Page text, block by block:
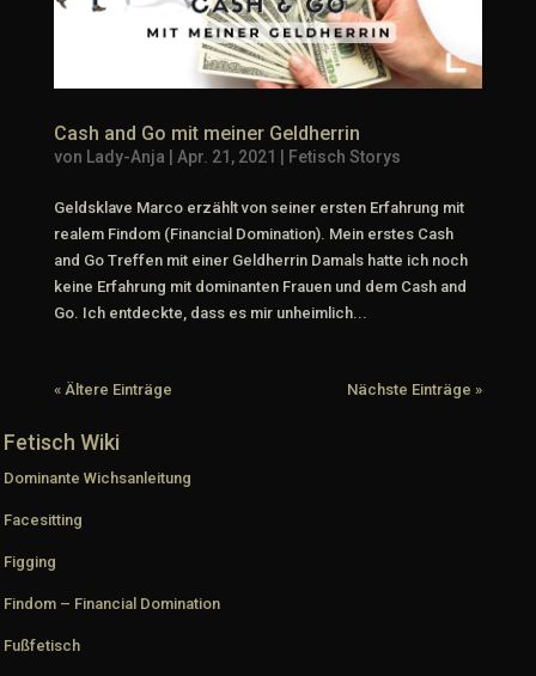
Cash and Go mit meiner Geldherrin
von Lady-Anja Apr. 21, 2021 Fetisch Storys
Geldsklave Marco erzählt von seiner ersten Erfahrung mit
realem Findom (Financial Domination). Mein erstes Cash
and Go Treffen mit einer Geldherrin Damals hatte ich noch
keine Erfahrung mit dominanten Frauen und dem Cash and
Go. Ich entdeckte, dass es mir unheimlich...
« Ältere Einträge Nächste Einträge »
Fetisch Wiki
Dominante Wichsanleitung
Facesitting
Figging
Findom – Financial Domination
Fußfetisch